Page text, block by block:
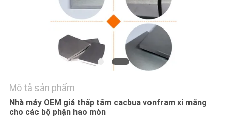
SƠ
ĐỒ
Mô tả sản phẩm
Nhà máy OEM giá thấp tấm cacbua vonfram xi măng
cho các bộ phận hao mòn